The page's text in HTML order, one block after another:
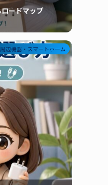
ードマップ
周辺機器・スマートホーム